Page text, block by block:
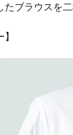
ブラウスを二